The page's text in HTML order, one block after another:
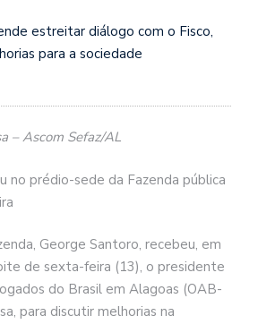
estreitar diálogo com o Fisco,
para a sociedade
– Ascom Sefaz/AL
no prédio-sede da Fazenda pública
George Santoro, recebeu, em
de sexta-feira (13), o presidente
do Brasil em Alagoas (OAB-
para discutir melhorias na